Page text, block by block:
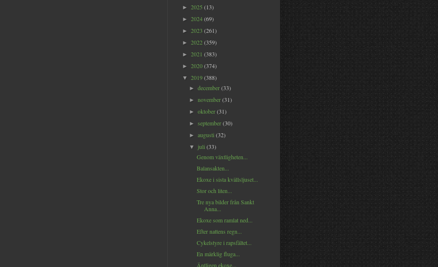
► 2025 (13)
► 2024(69)
► 2023 (261)
► 2022(359)
► 2021 (383)
► 2020(374)
▼ 2019(388)
►december(33)
►november(31)
►oktober(31)
►september(30)
►augusti(32)
▼ juli(33)
Genom växtligheten...
Balansakten...
Ekoxe i sista kvällsljuset...
Stor och liten...
Tre nya bilder från Sankt
Anna...
Ekoxe som ramlat ned...
Efter nattens regn...
Cykelstyre i rapsfältet...
En märklig fluga...
Äntligen ekoxe...